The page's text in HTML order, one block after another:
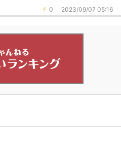
0 2023/09/07 05:16